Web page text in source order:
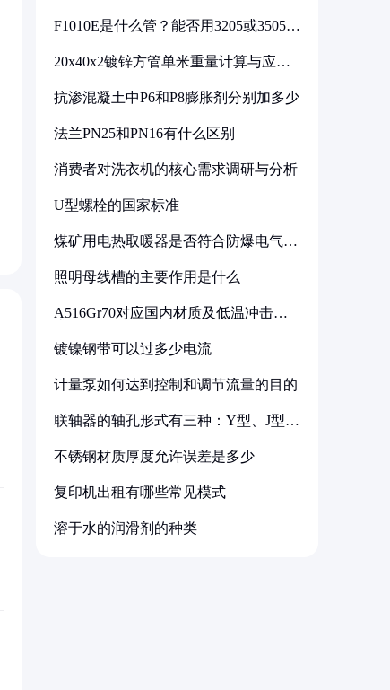
F1010E是什么管？能否用3205或3505代
20x40x2镀锌方管单米重量计算与应用
抗渗混凝土中P6和P8膨胀剂分别加多少
法兰PN25和PN16有什么区别
消费者对洗衣机的核心需求调研与分析
U型螺栓的国家标准
煤矿用电热取暖器是否符合防爆电气设
照明母线槽的主要作用是什么
A516Gr70对应国内材质及低温冲击要
镀镍钢带可以过多少电流
计量泵如何达到控制和调节流量的目的
联轴器的轴孔形式有三种：Y型、J型、
不锈钢材质厚度允许误差是多少
复印机出租有哪些常见模式
溶于水的润滑剂的种类